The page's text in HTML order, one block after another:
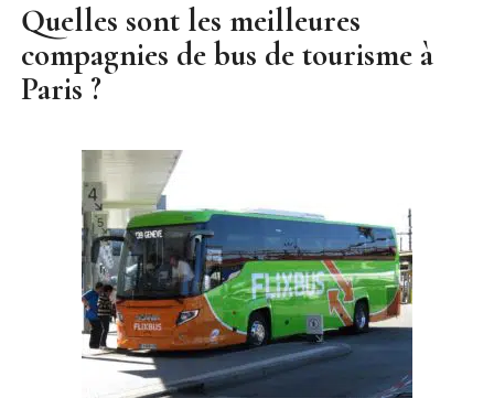
Quelles sont les meilleures
compagnies de bus de tourisme à
Paris ?